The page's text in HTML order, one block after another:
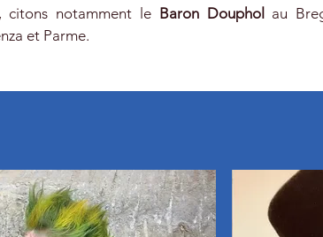
citons notamment le Baron Douphol au
et Parme.